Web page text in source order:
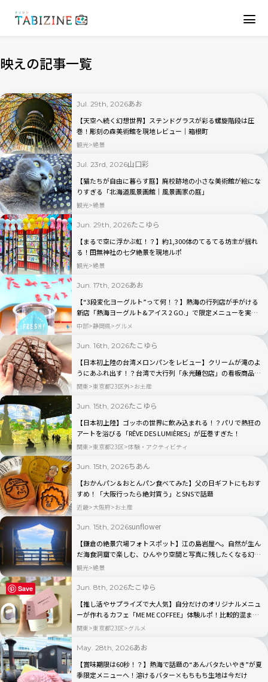
映えの記事一覧
Jul. 29th, 2026あお
【天空へ続く幻想世界】ステンドグラスが彩る螺旋階段は圧
巻！彫刻の森美術館を現地レビュー｜箱根町
観光 絶景
Jul. 23rd, 2026山口彩
【猫たちが自由に暮らす庭】廃校跡地の小さな美術館が絵にな
りすぎる「北海道風景画館｜風景画家の庭」
観光 絶景
Jun. 29th, 2026たこゆら
【まるで空に浮かぶ虹！？】約1,300体のてるてる坊主が揺れ
る！田無神社の七夕絶景を現地ルポ
観光 絶景
Jun. 17th, 2026あお
【“3段変化ヨーグルト”って何！？】熱海の行列店が手がける
新店「熱海ヨーグルト&アイス 2 GO.」で限定メニューを実食
｜静岡県
中部 静岡県 グルメ
Jun. 16th, 2026たこゆら
【日本初上陸の台湾メロンパンをレビュー】クリームが滝のよ
うにあふれ出す！？台湾で大行列「永光麺包店」の看板商品が
「名東」吉祥寺店限定で登場
関東 東京都23区外 お土産
Jun. 15th, 2026たこゆら
【日本初上陸】ゴッホの世界に飲み込まれる！？パリで熱狂の
アートを浴びる「RÊVE DES LUMIÈRES」が圧巻すぎた！
関東 東京都23区 体験・アクティビティ
Jun. 15th, 2026ちあん
【おかんパン＆おとんパン食べてみた】父の日ギフトにもおす
すめ！「大阪行ったら絶対買う」とSNSで話題
近畿 大阪府 お土産
Jun. 15th, 2026sunflower
【鎌倉の絶景穴場フォトスポット】江の島岩屋へ。自然が生ん
だ海食洞窟で楽しむ、ひんやり空間と写真に残したくなる幻想
的な風景
観光 絶景
Jun. 8th, 2026たこゆら
【推し活やサプライズで大人気】自分だけのオリジナルメニュ
ーが作れるカフェ「ME ME COFFEE」体験ルポ！比較的混まな
い時間帯は？
関東 東京都23区 グルメ
May. 28th, 2026あお
【賞味期限は60秒！？】熱海で話題の“あんバタたいやき”が夏
季限定メニューへ！溶けるバター×もちもち生地は今だけ
Save